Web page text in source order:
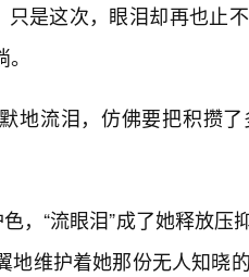
只是这次，眼泪却再也止
地流泪，仿佛要把积攒
，“流眼泪”成了她释放
地维护着她那份无人知晓